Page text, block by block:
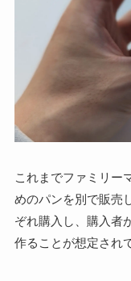
これまでファミリー
めのパンを別で販売
ぞれ購入し、購入者
作ることが想定され